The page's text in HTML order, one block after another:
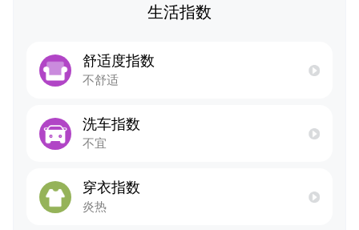
生活指数
舒适度指数
不舒适
洗车指数
不宜
穿衣指数
炎热